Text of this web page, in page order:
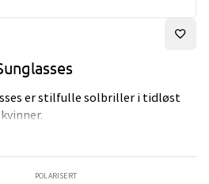
er stilfulle solbriller i tidløst
POLARISERT